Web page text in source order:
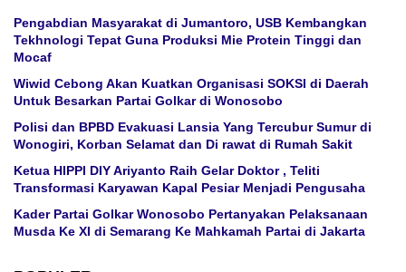
Pengabdian Masyarakat di Jumantoro, USB Kembangkan
Tekhnologi Tepat Guna Produksi Mie Protein Tinggi dan
Mocaf
Wiwid Cebong Akan Kuatkan Organisasi SOKSI di Daerah
Untuk Besarkan Partai Golkar di Wonosobo
Polisi dan BPBD Evakuasi Lansia Yang Tercubur Sumur di
Wonogiri, Korban Selamat dan Di rawat di Rumah Sakit
Ketua HIPPI DIY Ariyanto Raih Gelar Doktor , Teliti
Transformasi Karyawan Kapal Pesiar Menjadi Pengusaha
Kader Partai Golkar Wonosobo Pertanyakan Pelaksanaan
Musda Ke XI di Semarang Ke Mahkamah Partai di Jakarta